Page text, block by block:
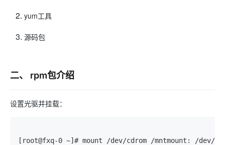
yum工具
源码包
二、 rpm包介绍
设置光驱并挂载：
[root@fxq-0 ~]# mount /dev/cdrom /mntmount: /dev/sr0